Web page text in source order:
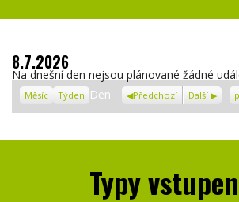
8.7.2026
Na dnešní den nejsou plánované žádné
Měsíc Týden Den Předchozí Další
Typy